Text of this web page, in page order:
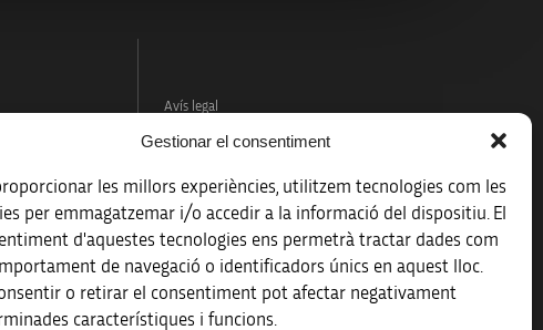
Gestionar el consentiment
les millors experiències, utilitzem tecnologies com les
per emmagatzemar i/o accedir a la informació del dispositiu. El
d'aquestes tecnologies ens permetrà tractar dades com
de navegació o identificadors únics en aquest lloc.
o retirar el consentiment pot afectar negativament
característiques i funcions.
a la
Avís legal
Registre d’activitats de tractament
Accessibilitat
Mapa web